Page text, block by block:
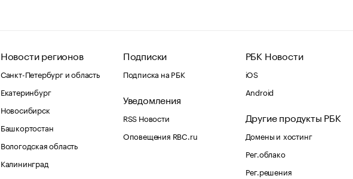
Новости регионов
Санкт-Петербург и область
Екатеринбург
Новосибирск
Башкортостан
Вологодская область
Калининград
Подписки
Подписка на РБК
Уведомления
RSS Новости
Оповещения RBC.ru
РБК Новости
iOS
Android
Другие продукты РБК
Домены и хостинг
Рег.облако
Рег.решения